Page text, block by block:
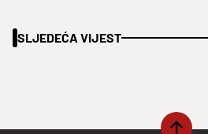
SLJEDEĆA VIJEST